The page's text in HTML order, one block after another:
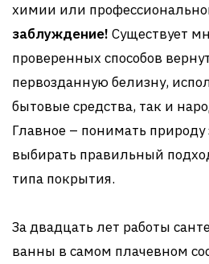
химии или
заблуждение! Существует
проверенных способов
первозданную белизну,
бытовые средства, так и
Главное – понимать природу
выбирать правильный
типа покрытия.
За двадцать лет работы
ванны в самом плачевном